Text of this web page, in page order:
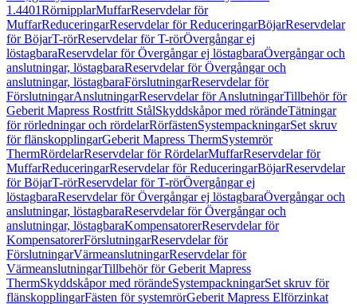
1.4401RörnipplarMuffarReservdelar för
MuffarReduceringarReservdelar för ReduceringarBöjarReservdelar
för BöjarT-rörReservdelar för T-rörÖvergångar ej
löstagbaraReservdelar för Övergångar ej löstagbaraÖvergångar och
anslutningar, löstagbaraReservdelar för Övergångar och
anslutningar, löstagbaraFörslutningarReservdelar för
FörslutningarAnslutningarReservdelar för AnslutningarTillbehör för
Geberit Mapress Rostfritt StålSkyddskåpor med rörändeTätningar
för rörledningar och rördelarRörfästenSystempackningarSet skruv
för flänskopplingarGeberit Mapress ThermSystemrör
ThermRördelarReservdelar för RördelarMuffarReservdelar för
MuffarReduceringarReservdelar för ReduceringarBöjarReservdelar
för BöjarT-rörReservdelar för T-rörÖvergångar ej
löstagbaraReservdelar för Övergångar ej löstagbaraÖvergångar och
anslutningar, löstagbaraReservdelar för Övergångar och
anslutningar, löstagbaraKompensatorerReservdelar för
KompensatorerFörslutningarReservdelar för
FörslutningarVärmeanslutningarReservdelar för
VärmeanslutningarTillbehör för Geberit Mapress
ThermSkyddskåpor med rörändeSystempackningarSet skruv för
flänskopplingarFästen för systemrörGeberit Mapress Elförzinkat